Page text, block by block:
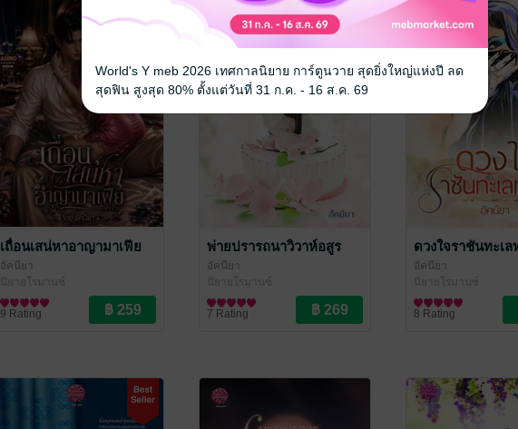
เถื่อนเสน่หาอาญามาเฟีย
อัคนียา
นิยายโรมานซ์
9 Rating
พ่ายปรารถนาวิวาห์อสูร
อัคนียา
นิยายโรมานซ์
7 Rating
ดวงใจราชันทะเล
อัคนียา
นิยายโรมานซ์
8 Rating
World's Y meb 2026 เทศกาลนิยาย การ์ตูนวาย สุดยิ่งใหญ่แห่งปี ลด
สุดฟิน สูงสุด 80% ตั้งแต่วันที่ 31 ก.ค. - 16 ส.ค. 69